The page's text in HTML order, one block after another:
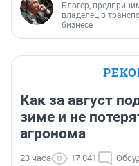
Блогер,
владелец в
бизнесе
Как за август
зиме и не
агронома
23 часа 17 041